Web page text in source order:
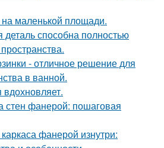
маленькой площади.
способна полностью
- отличное решение для
в ванной.
вдохновляет.
стен фанерой: пошаговая
фанерой изнутри: